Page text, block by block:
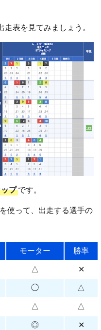
表を見てみましょう。
プ です。
使って、出走する選手の
モーター 勝率
△ ✕
◯ △
△ △
◎ ✕